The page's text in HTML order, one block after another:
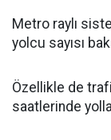
Metro raylı
yolcu sayısı
Özellikle de
saatlerinde